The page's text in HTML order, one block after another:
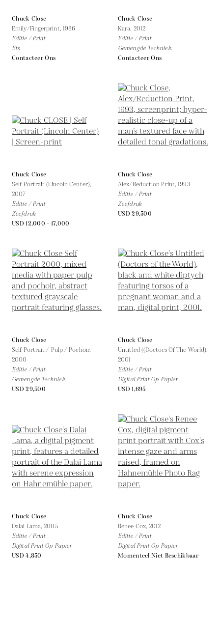
Chuck Close
Emily/Fingerprint, 1986
Editie / Print
Ets
Contacteer Ons
Chuck Close
Kara, 2012
Editie / Print
Gemengde Techniek.
Contacteer Ons
Chuck Close
Self Portrait (Lincoln Center),
2007
Editie / Print
Zeefdruk
USD 12,000 - 17,000
Chuck Close
Alex/Reduction Print,1993
Editie / Print
Zeefdruk
USD 29,500
Chuck Close
Self Portrait / Pulp / Pochoir,
2000
Editie / Print
Gemengde Techniek.
USD 29,500
Chuck Close
Untitled ((Doctors Of The World),
2001
Editie / Print
Digital Print Op Papier
USD 1,695
Chuck Close
Dalai Lama,2005
Editie / Print
Digital Print Op Papier
USD 4,850
Chuck Close
Renee Cox,2012
Editie / Print
Digital Print Op Papier
Momenteel Niet Beschikbaar